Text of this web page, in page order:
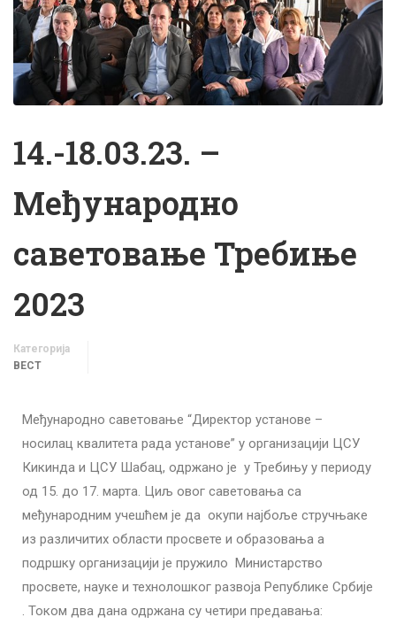
14.-18.03.23. –
Међународно
саветовање Требиње
2023
Категорија
ВЕСТ
Међународно саветовање “Директор установе –
носилац квалитета рада установе” у организацији ЦСУ
Кикинда и ЦСУ Шабац, одржано је у Требињу у периоду
од 15. до 17. марта. Циљ овог саветовања са
међународним учешћем је да окупи најбоље стручњаке
из различитих области просвете и образовања а
подршку организацији је пружило Министарство
просвете, науке и технолошког развоја Републике Србије
. Током два дана одржана су четири предавања: